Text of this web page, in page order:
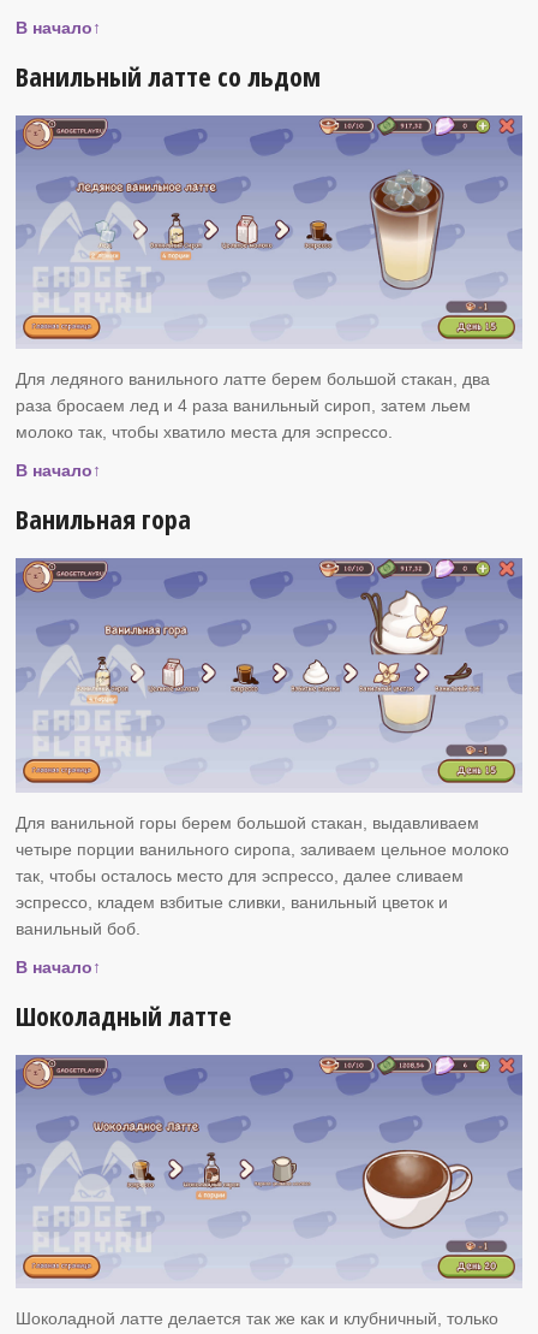
В начало↑
Ванильный латте со льдом
Для ледяного ванильного латте берем большой стакан, два
раза бросаем лед и 4 раза ванильный сироп, затем льем
молоко так, чтобы хватило места для эспрессо.
В начало↑
Ванильная гора
Для ванильной горы берем большой стакан, выдавливаем
четыре порции ванильного сиропа, заливаем цельное молоко
так, чтобы осталось место для эспрессо, далее сливаем
эспрессо, кладем взбитые сливки, ванильный цветок и
ванильный боб.
В начало↑
Шоколадный латте
Шоколадной латте делается так же как и клубничный, только